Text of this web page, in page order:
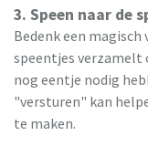
3. Speen naar de
Bedenk een
speentjes verzamelt
nog eentje nodig
"versturen" kan
te maken.